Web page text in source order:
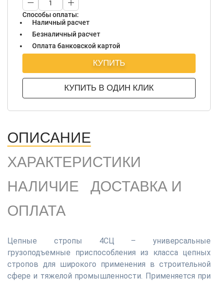
Способы оплаты:
Наличный расчет
Безналичный расчет
Оплата банковской картой
КУПИТЬ
КУПИТЬ В ОДИН КЛИК
ОПИСАНИЕ
ХАРАКТЕРИСТИКИ
НАЛИЧИЕ
ДОСТАВКА И
ОПЛАТА
Цепные стропы 4СЦ – универсальные
грузоподъемные приспособления из класса цепных
стропов для широкого применения в строительной
сфере и тяжелой промышленности. Применяется при